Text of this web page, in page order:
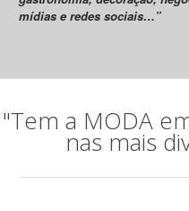
mídias e redes sociais…”
"Tem a MODA
nas mais